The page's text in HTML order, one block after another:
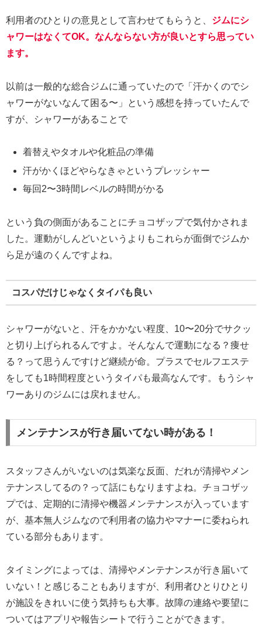
利用者のひとりの意見として言わせてもらうと、 ジムにシ
ャワーはなくてOK。なんならない方が良いとすら思ってい
ます。
以前は一般的な総合ジムに通っていたので「汗かくのでシ
ャワーがないなんて困る〜」という感想を持っていたんで
すが、シャワーがあることで
着替えやタオルや化粧品の準備
汗がかくほどやらなきゃというプレッシャー
毎回2〜3時間レベルの時間がかる
という負の側面があることにチョコザップで気付かされま
した。運動がしんどいというよりもこれらが面倒でジムか
ら足が遠のくんですよね。
コスパだけじゃなくタイパも良い
シャワーがないと、汗をかかない程度、10〜20分でサクッ
と切り上げられるんですよ。そんなんで運動になる？痩せ
る？って思うんですけど継続が命。プラスでセルフエステ
をしても1時間程度というタイパも最高なんです。もうシャ
ワーありのジムには戻れません。
メンテナンスが行き届いてない時がある！
スタッフさんがいないのは気楽な反面、だれが清掃やメン
テナンスしてるの？って話にもなりますよね。チョコザッ
プでは、定期的に清掃や機器メンテナンスが入っています
が、基本無人ジムなので利用者の協力やマナーに委ねられ
ている部分もあります。
タイミングによっては、清掃やメンテナンスが行き届いて
いない！と感じることもありますが、利用者ひとりひとり
が施設をきれいに使う気持ちも大事。故障の連絡や要望に
ついてはアプリや報告シートで行うことができます。